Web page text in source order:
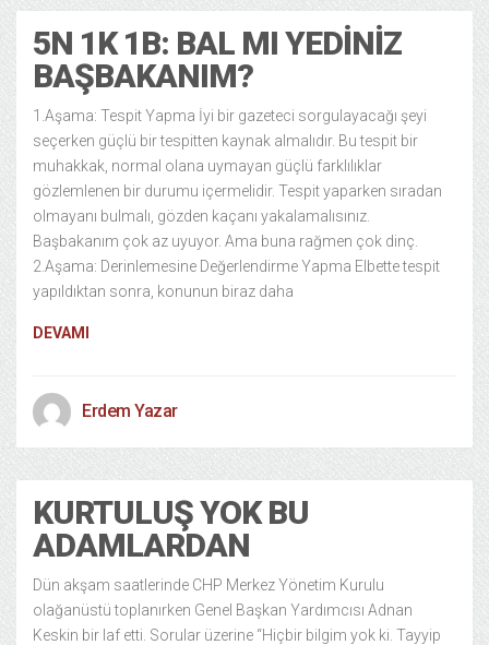
5N 1K 1B: BAL MI YEDINIZ
BAŞBAKANIM?
1.Aşama: Tespit Yapma İyi bir gazeteci sorgulayacağı şeyi
seçerken güçlü bir tespitten kaynak almalıdır. Bu tespit bir
muhakkak, normal olana uymayan güçlü farklılıklar
gözlemlenen bir durumu içermelidir. Tespit yaparken sıradan
olmayanı bulmalı, gözden kaçanı yakalamalısınız.
Başbakanım çok az uyuyor. Ama buna rağmen çok dinç.
2.Aşama: Derinlemesine Değerlendirme Yapma Elbette tespit
yapıldıktan sonra, konunun biraz daha
DEVAMI
Erdem Yazar
KURTULUŞ YOK BU
ADAMLARDAN
Dün akşam saatlerinde CHP Merkez Yönetim Kurulu
olağanüstü toplanırken Genel Başkan Yardımcısı Adnan
Keskin bir laf etti. Sorular üzerine “Hiçbir bilgim yok ki. Tayyip